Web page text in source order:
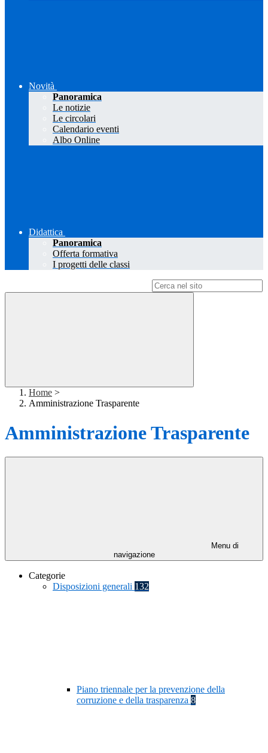
Novità
Panoramica
Le notizie
Le circolari
Calendario eventi
Albo Online
Didattica
Panoramica
Offerta formativa
I progetti delle classi
Home >
Amministrazione Trasparente
Amministrazione Trasparente
Menu di
navigazione
Categorie
Disposizioni generali 132
Piano triennale per la prevenzione della
corruzione e della trasparenza 8